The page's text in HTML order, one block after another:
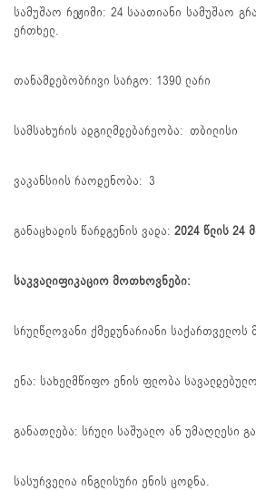
სამუშაო რეჟიმი: 24 საათიანი სამუშაო
ერთხელ.
თანამდებობრივი სარგო: 1390 ლარი
სამსახურის ადგილმდებარეობა: თბილისი
ვაკანსიის რაოდენობა: 3
განაცხადის წარდგენის ვადა: 2024 წლის 24
საკვალიფიკაციო მოთხოვნები:
სრულწლოვანი ქმედუნარიანი საქართველოს
ენა: სახელმწიფო ენის ფლობა
განათლება: სრული საშუალო ან უმაღლესი
სასურველია ინგლისური ენის ცოდნა.